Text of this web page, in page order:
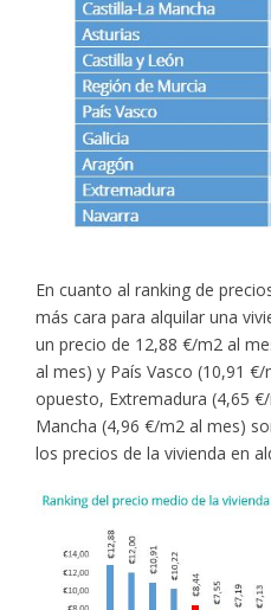
En cuanto al ranking de
más cara para alquilar una
un precio de 12,88 €/m2 al
al mes) y País Vasco (10,91
opuesto, Extremadura (4,65
Mancha (4,96 €/m2 al mes)
los precios de la vivienda en